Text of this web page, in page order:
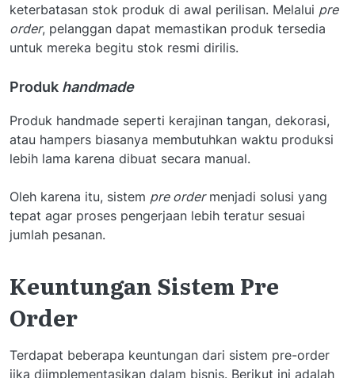
keterbatasan stok produk di awal perilisan. Melalui pre
order, pelanggan dapat memastikan produk tersedia
untuk mereka begitu stok resmi dirilis.
Produk handmade
Produk handmade seperti kerajinan tangan, dekorasi,
atau hampers biasanya membutuhkan waktu produksi
lebih lama karena dibuat secara manual.
Oleh karena itu, sistem pre ordermenjadi solusi yang
tepat agar proses pengerjaan lebih teratur sesuai
jumlah pesanan.
Keuntungan Sistem Pre
Order
Terdapat beberapa keuntungan dari sistem pre-order
jika diimplementasikan dalam bisnis. Berikut ini adalah